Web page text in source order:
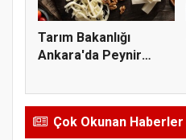
Tarım Bakanlığı
Ankara'da Peynir
Çok Okunan Haberler